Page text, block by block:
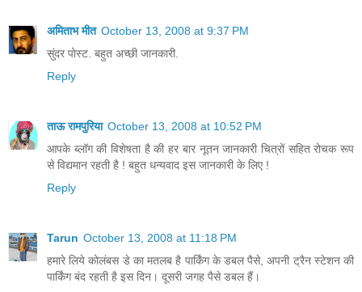
अमिताभ मीत October 13, 2008 at 9:37 PM
सुंदर पोस्ट. बहुत अच्छी जानकारी.
Reply
ताऊ रामपुरिया October 13, 2008 at 10:52 PM
आपके ब्लॉग की विशेषता है की हर बार नूतन जानकारी चित्रों सहित रोचक रूप
से विद्यमान रहती है ! बहुत धन्यवाद इस जानकारी के लिए !
Reply
Tarun October 13, 2008 at 11:18 PM
हमारे लिये कोलंबस डे का मतलब है पार्किंग के डबल पैसे, अपनी ट्रैन स्टेशन की
पार्किंग बंद रहती है इस दिन। दूसरी जगह पैसे डबल हैं।